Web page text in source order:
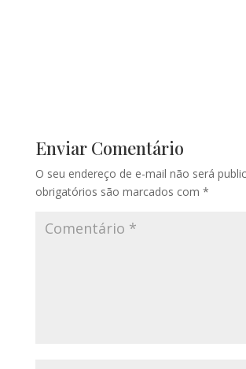
Enviar Comentário
O seu endereço de e-mail não será
obrigatórios são marcados com *